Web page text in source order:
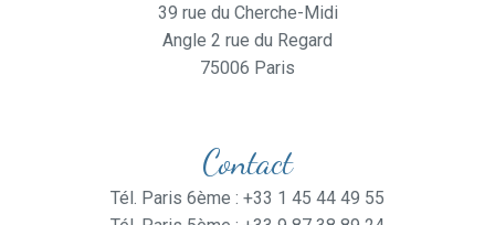
39 rue du Cherche-Midi
Angle 2 rue du Regard
75006 Paris
Contact
Tél. Paris 6ème : +33 1 45 44 49 55